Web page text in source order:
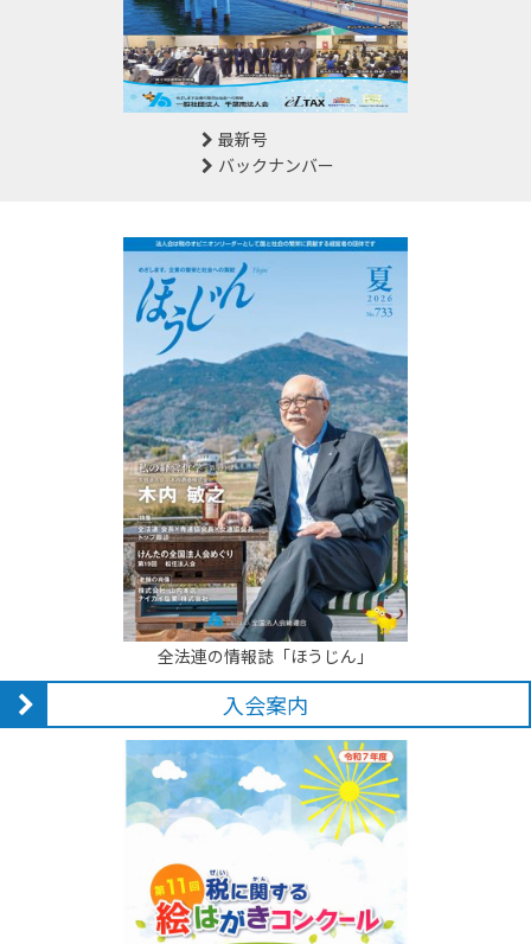
最新号
バックナンバー
全法連の情報誌「ほうじん」
入会案内